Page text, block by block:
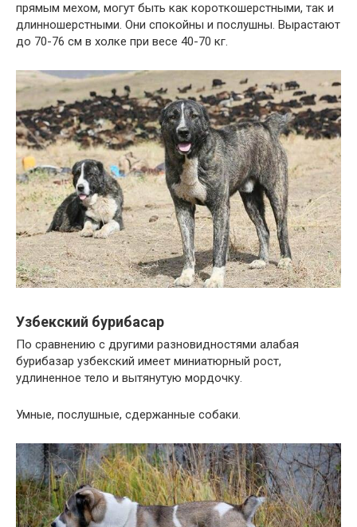
прямым мехом, могут быть как короткошерстными, так и
длинношерстными. Они спокойны и послушны. Вырастают
до 70-76 см в холке при весе 40-70 кг.
Узбекский бурибасар
По сравнению с другими разновидностями алабая
бурибазар узбекский имеет миниатюрный рост,
удлиненное тело и вытянутую мордочку.
Умные, послушные, сдержанные собаки.